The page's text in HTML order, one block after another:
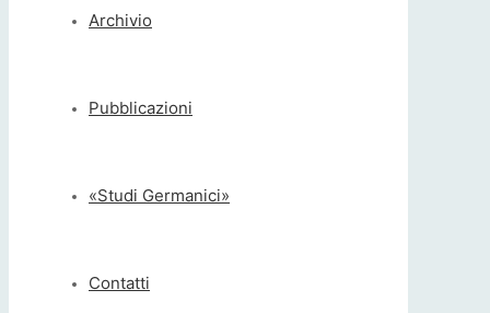
Archivio
Pubblicazioni
«Studi Germanici»
Contatti